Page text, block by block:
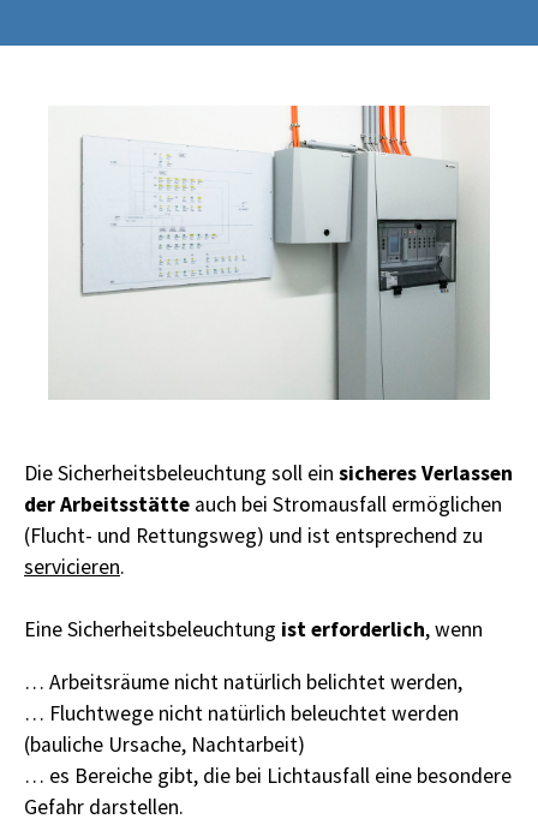
Die Sicherheitsbeleuchtung soll ein sicheres Verlassen
der Arbeitsstätte auch bei Stromausfall ermöglichen
(Flucht- und Rettungsweg) und ist entsprechend zu
servicieren.
Eine Sicherheitsbeleuchtung ist erforderlich, wenn
… Arbeitsräume nicht natürlich belichtet werden,
… Fluchtwege nicht natürlich beleuchtet werden
(bauliche Ursache, Nachtarbeit)
… es Bereiche gibt, die bei Lichtausfall eine besondere
Gefahr darstellen.